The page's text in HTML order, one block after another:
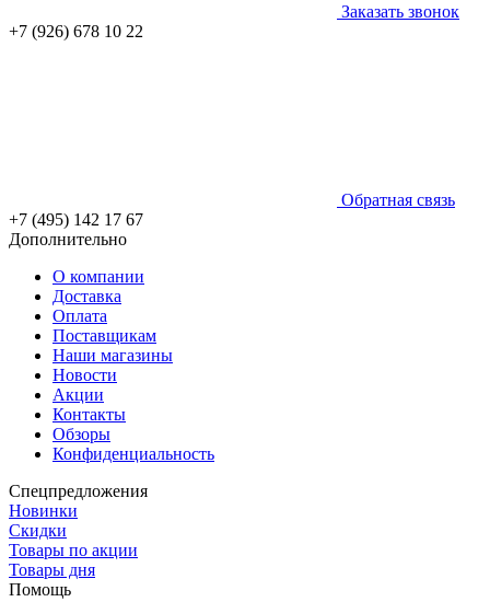
Заказать звонок
+7 (926) 678 10 22
Обратная связь
+7 (495) 142 17 67
Дополнительно
О компании
Доставка
Оплата
Поставщикам
Наши магазины
Новости
Акции
Контакты
Обзоры
Конфиденциальность
Спецпредложения
Новинки
Скидки
Товары по акции
Товары дня
Помощь